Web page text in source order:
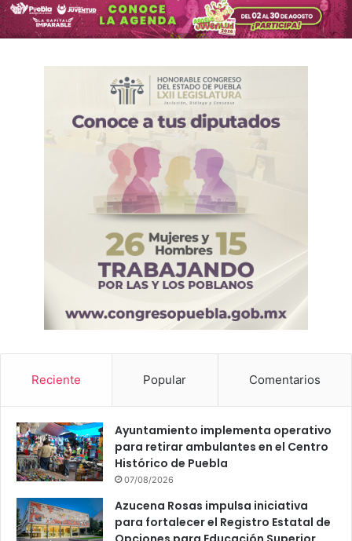
r
m
e
Reciente Popular Comentarios
Ayuntamiento implementa operativo
para retirar ambulantes en el Centro
Histórico de Puebla
07/08/2026
Azucena Rosas impulsa iniciativa
para fortalecer el Registro Estatal de